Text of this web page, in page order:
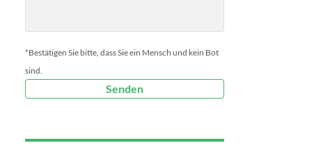
*Bestätigen Sie bitte, dass Sie ein Mensch und kein Bot
sind.